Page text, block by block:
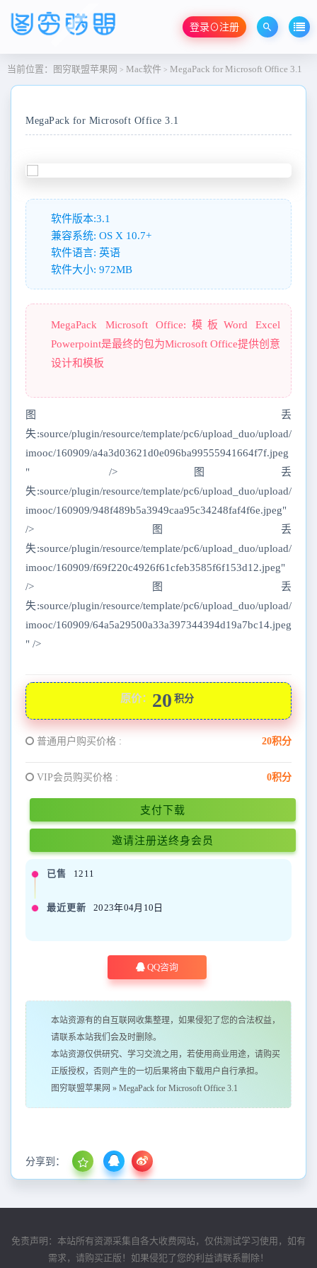
登录⊙注册
当前位置： 图穷联盟苹果网 > Mac软件 > MegaPack for Microsoft Office 3.1
MegaPack for Microsoft Office 3.1
软件版本:3.1
兼容系统: OS X 10.7+
软件语言: 英语
软件大小: 972MB
MegaPack Microsoft Office:模板Word Excel
Powerpoint是最终的包为Microsoft Office提供创意
设计和模板
图丢
失:source/plugin/resource/template/pc6/upload_duo/upload/
imooc/160909/a4a3d03621d0e096ba99555941664f7f.jpeg
" />图丢
失:source/plugin/resource/template/pc6/upload_duo/upload/
imooc/160909/948f489b5a3949caa95c34248faf4f6e.jpeg"
/>图丢
失:source/plugin/resource/template/pc6/upload_duo/upload/
imooc/160909/f69f220c4926f61cfeb3585f6f153d12.jpeg"
/>图丢
失:source/plugin/resource/template/pc6/upload_duo/upload/
imooc/160909/64a5a29500a33a397344394d19a7bc14.jpeg
" />
原价： 20 积分
普通用户购买价格 : 20积分
VIP会员购买价格 : 0积分
支付下载
邀请注册送终身会员
已售 1211
最近更新 2023年04月10日
QQ咨询
本站资源有的自互联网收集整理，如果侵犯了您的合法权益，
请联系本站我们会及时删除。
本站资源仅供研究、学习交流之用，若使用商业用途，请购买
正版授权，否则产生的一切后果将由下载用户自行承担。
图穷联盟苹果网 » MegaPack for Microsoft Office 3.1
分享到：
免责声明：本站所有资源采集自各大收费网站，仅供测试学习使用，如有
需求，请购买正版！如果侵犯了您的利益请联系删除！